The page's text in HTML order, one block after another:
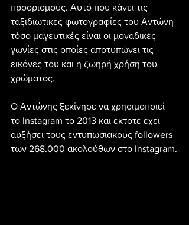
προορισμούς. Αυτό που κάνει τις
ταξιδιωτικές φωτογραφίες του Αντώνη
τόσο μαγευτικές είναι οι μοναδικές
γωνίες στις οποίες αποτυπώνει τις
εικόνες του και η ζωηρή χρήση του
χρώματος.
Ο Αντώνης ξεκίνησε να χρησιμοποιεί
το Instagram το 2013 και έκτοτε έχει
αυξήσει τους εντυπωσιακούς followers
των 268.000 ακολούθων στο Instagram.